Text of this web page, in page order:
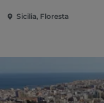
Sicilia, Floresta